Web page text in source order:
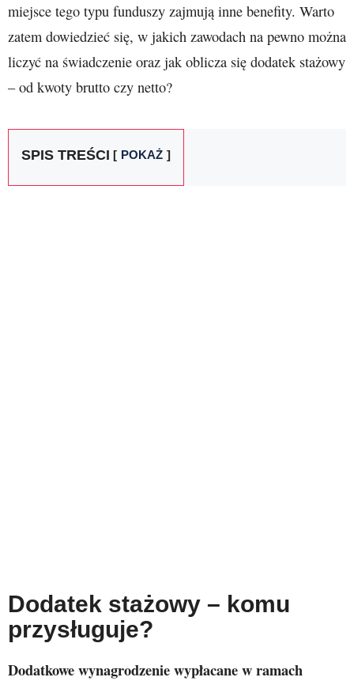
miejsce tego typu funduszy zajmują inne benefity. Warto
zatem dowiedzieć się, w jakich zawodach na pewno można
liczyć na świadczenie oraz jak oblicza się dodatek stażowy
– od kwoty brutto czy netto?
SPIS TREŚCI POKAŻ
Dodatek stażowy – komu
przysługuje?
Dodatkowe wynagrodzenie wypłacane w ramach